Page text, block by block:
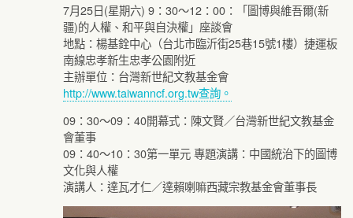
7月25日(星期六) 9：30～12：00：「圖博與維吾爾(新
疆)的人權、和平與自決權」座談會
地點：楊基銓中心（台北市臨沂街25巷15號1樓）捷運板
南線忠孝新生忠孝公園附近
主辦單位：台灣新世紀文教基金會
http://www.taiwanncf.org.tw查詢。
09：30～09：40開幕式：陳文賢／台灣新世紀文教基金
會董事
09：40～10：30第一單元 專題演講：中國統治下的圖博
文化與人權
演講人：達瓦才仁／達賴喇嘛西藏宗教基金會董事長